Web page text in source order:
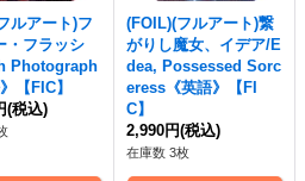
ルアート)フ
・フラッシ
Photograph
【FIC】
(税込)
(FOIL)(フルアート)繋
がりし魔女、イデア/E
dea, Possessed Sorc
eress《英語》【FI
C】
2,990円(税込)
在庫数 3枚